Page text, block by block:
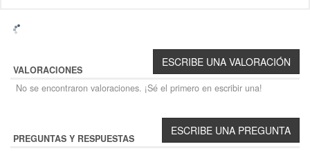
VALORACIONES
No se encontraron valoraciones. ¡Sé el primero en escribir una!
PREGUNTAS Y RESPUESTAS